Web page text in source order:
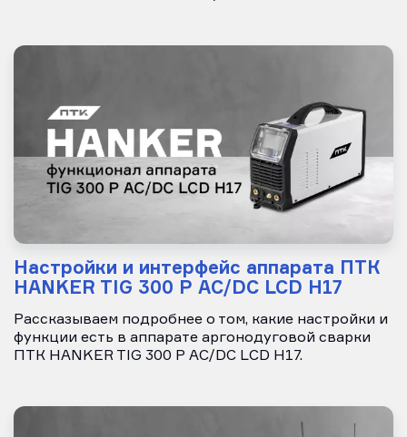
Настройки и интерфейс аппарата ПТК
HANKER TIG 300 P AC/DC LCD H17
Рассказываем подробнее о том, какие настройки и
функции есть в аппарате аргонодуговой сварки
ПТК HANKER TIG 300 P AC/DC LCD H17.